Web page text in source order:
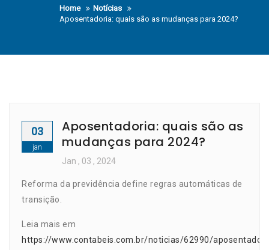
Home
Notícias
Aposentadoria: quais são as mudanças para 2024?
03
jan
Aposentadoria: quais são as
mudanças para 2024?
Jan , 03 , 2024
Reforma da previdência define regras automáticas de
transição.
Leia mais em
https://www.contabeis.com.br/noticias/62990/